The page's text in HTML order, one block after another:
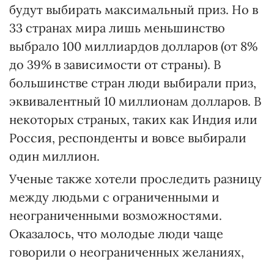
будут выбирать максимальный приз. Но в
33 странах мира лишь меньшинство
выбрало 100 миллиардов долларов (от 8%
до 39% в зависимости от страны). В
большинстве стран люди выбирали приз,
эквивалентный 10 миллионам долларов. В
некоторых страных, таких как Индия или
Россия, респонденты и вовсе выбирали
один миллион.
Ученые также хотели проследить разницу
между людьми с ограниченными и
неограниченными возможностями.
Оказалось, что молодые люди чаще
говорили о неограниченных желаниях,